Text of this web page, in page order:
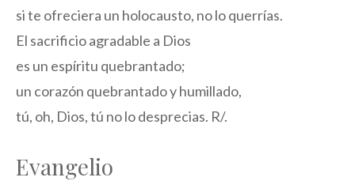
si te ofreciera un holocausto, no lo querrías.
El sacrificio agradable a Dios
es un espíritu quebrantado;
un corazón quebrantado y humillado,
tú, oh, Dios, tú no lo desprecias. R/.
Evangelio